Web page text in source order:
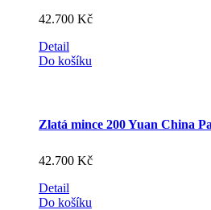
42.700 Kč
Detail
Do košíku
Zlatá mince 200 Yuan China
42.700 Kč
Detail
Do košíku